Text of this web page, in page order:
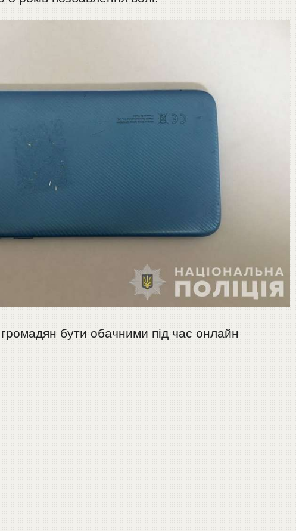
бути обачними під час онлайн